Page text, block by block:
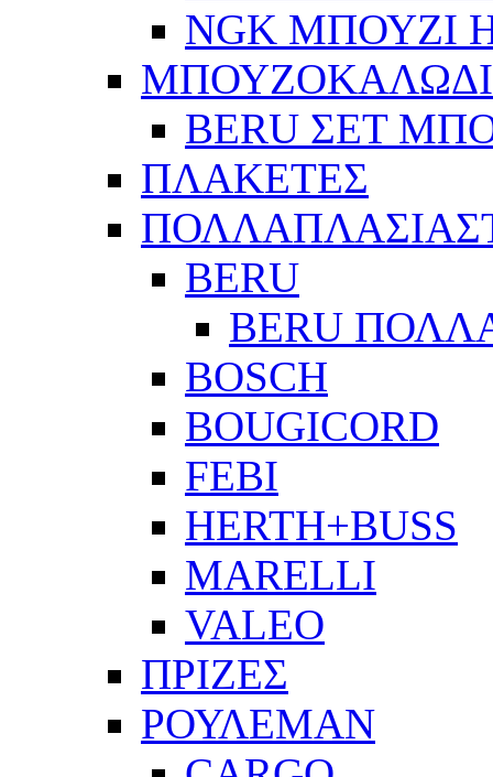
NGK ΜΠΟΥΖΙ
BERU ΣΕΤ
ΠΛΑΚΕΤΕΣ
BERU
BERU
BOSCH
BOUGICORD
FEBI
HERTH+BUSS
MARELLI
VALEO
ΠΡΙΖΕΣ
ΡΟΥΛΕΜΑΝ